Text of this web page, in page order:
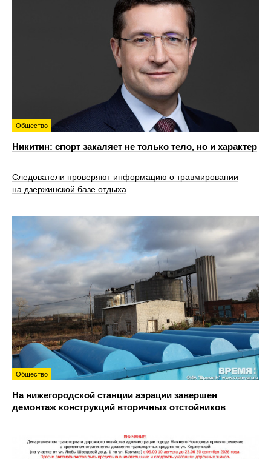
Общество
Никитин: спорт закаляет не только тело, но и характер
Следователи проверяют информацию о травмировании
на дзержинской базе отдыха
Общество
На нижегородской станции аэрации завершен
демонтаж конструкций вторичных отстойников